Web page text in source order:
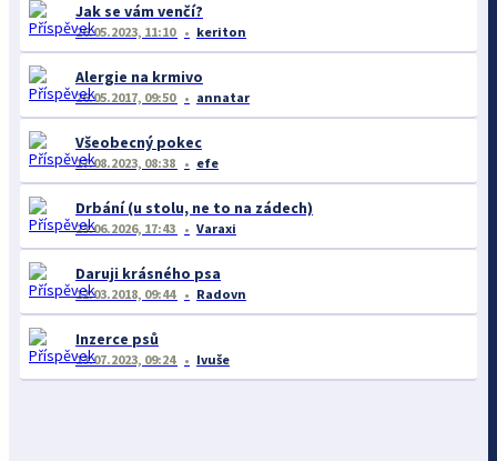
Jak se vám venčí?
26.05.2023, 11:10 keriton
Alergie na krmivo
26.05.2017, 09:50 annatar
Všeobecný pokec
17.08.2023, 08:38 efe
Drbání (u stolu, ne to na zádech)
23.06.2026, 17:43 Varaxi
Daruji krásného psa
12.03.2018, 09:44 Radovn
Inzerce psů
13.07.2023, 09:24 Ivuše